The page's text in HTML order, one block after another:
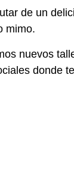
de un
mimo.
nuevos
donde